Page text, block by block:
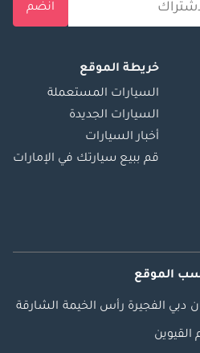
انضم
خريطة الموقع
السيارات المستعملة
السيارات الجديدة
أخبار السيارات
قم ببيع سيارتك في الإمارات
الموقع
دبي الفجيرة رأس الخيمة الشارقة
القيوين